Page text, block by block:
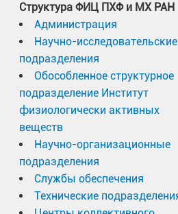
Структура ФИЦ ПХФ и МХ РАН
Администрация
Научно-исследовательские
подразделения
Обособленное структурное
подразделение Институт
физиологически активных
веществ
Научно-организационные
подразделения
Службы обеспечения
Технические